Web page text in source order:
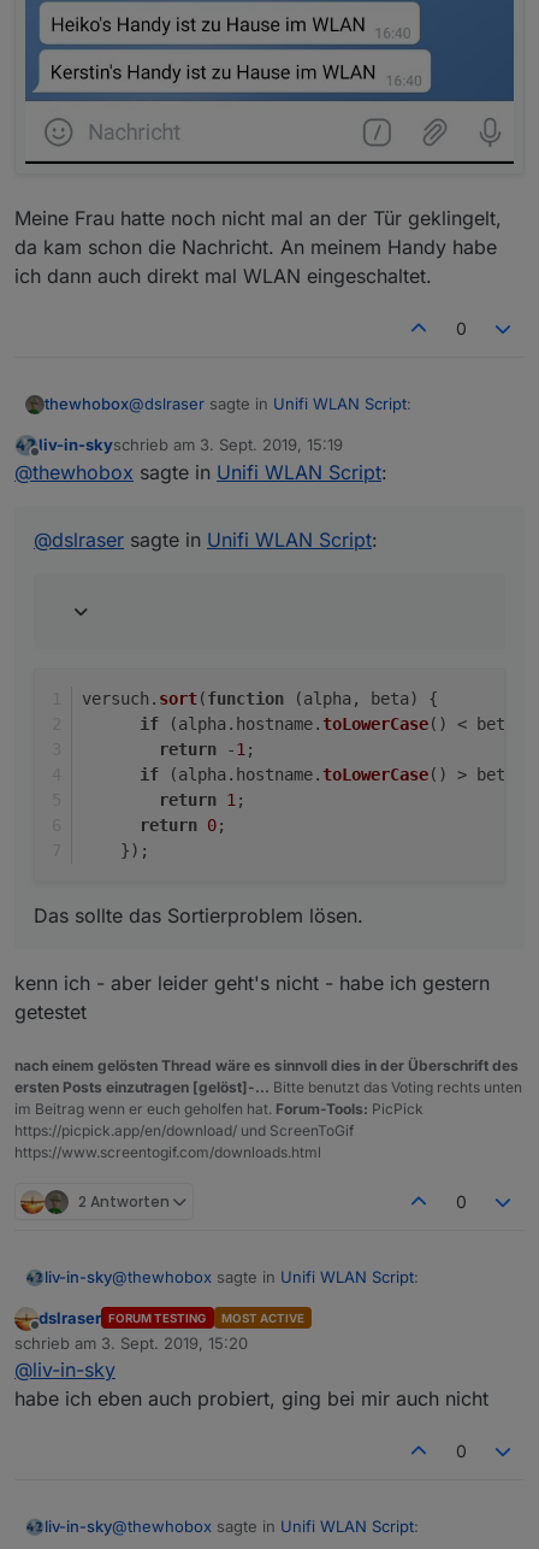
Edit:
die Sortierung deshalb irgendwie nicht.
Meine Frau hatte noch nicht mal an der Tür geklingelt,
da kam schon die Nachricht. An meinem Handy habe
ich dann auch direkt mal WLAN eingeschaltet.
0
thewhobox@dslraser sagte in Unifi WLAN Script:
Gerade gesehen, die Amazon Geräte fangen
irgendwie nicht.
if (alpha.hostname.toLowerCase() <
        return -1;
Das sollte das Sortierproblem lösen.
Offline
liv-in-skyschrieb am 3. Sept. 2019, 15:19
zuletzt editiert von
@thewhobox sagte in Unifi WLAN Script:
@dslraser sagte in Unifi WLAN Script:
versuch. sort(function (alpha, beta) {
if (alpha. hostname.toLowerCase() < beta.
return -1 ;
if (alpha. hostname.toLowerCase() > beta.
return 1 ;
return 0;
    });
Das sollte das Sortierproblem lösen.
kenn ich - aber leider geht's nicht - habe ich gestern
getestet
nach einem gelösten Thread wäre es sinnvoll dies in der Überschrift des
ersten Posts einzutragen [gelöst]-... Bitte benutzt das Voting rechts unten
im Beitrag wenn er euch geholfen hat. Forum-Tools: PicPick
https://picpick.app/en/download/ und ScreenToGif
https://www.screentogif.com/downloads.html
2 Antworten 0
liv-in-sky@thewhobox sagte in Unifi WLAN Script:
@dslraser sagte in
Gerade gesehen, die Amazon Geräte
an, wahrscheinlich passt die Sortierung
versuch.sort(function (alpha, beta) {
kenn ich - aber leider geht's nicht - habe ich gestern
getestet
Offline
dslraser FORUM TESTING MOST ACTIVE
schrieb am 3. Sept. 2019, 15:20
zuletzt editiert von
@liv-in-sky
habe ich eben auch probiert, ging bei mir auch nicht
0
liv-in-sky@thewhobox sagte in Unifi WLAN Script: